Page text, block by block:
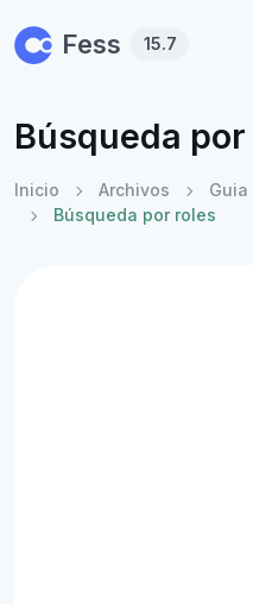
Fess 15.7
Búsqueda
Inicio Archivos
Guia
Búsqueda por roles